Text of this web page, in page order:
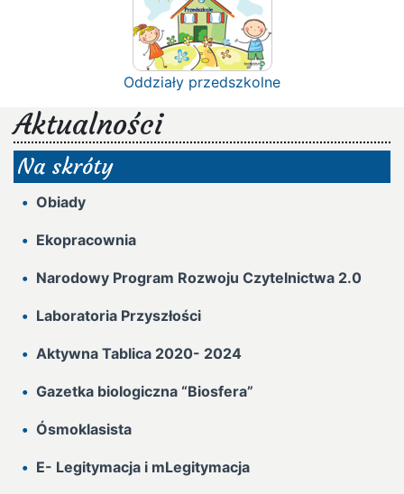
Oddziały przedszkolne
Aktualności
Na skróty
Obiady
Ekopracownia
Narodowy Program Rozwoju Czytelnictwa 2.0
Laboratoria Przyszłości
Aktywna Tablica 2020- 2024
Gazetka biologiczna “Biosfera”
Ósmoklasista
E- Legitymacja i mLegitymacja